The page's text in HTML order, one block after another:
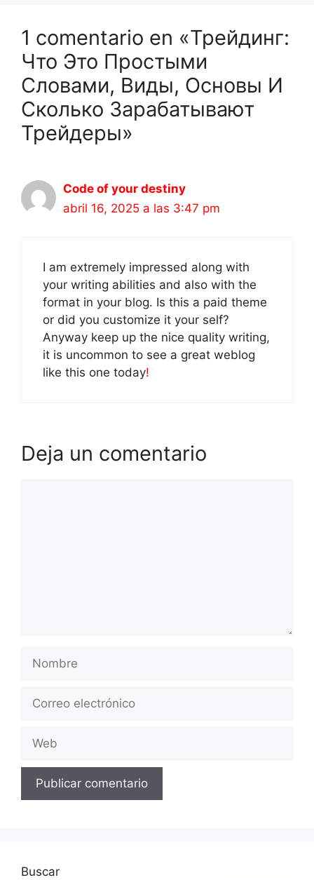
1 comentario en «Трейдинг:
Что Это Простыми
Словами, Виды, Основы И
Сколько Зарабатывают
Трейдеры»
Code of your destiny
abril 16, 2025 a las 3:47 pm
I am extremely impressed along with
your writing abilities and also with the
format in your blog. Is this a paid theme
or did you customize it your self?
Anyway keep up the nice quality writing,
it is uncommon to see a great weblog
like this one today!
Deja un comentario
Nombre
Correo
Web
Buscar